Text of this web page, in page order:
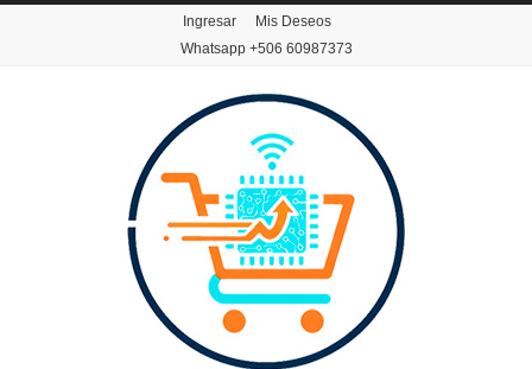
Ingresar
Mis Deseos
Whatsapp+506 60987373